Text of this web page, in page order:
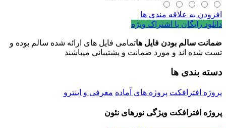
افزودن به علاقه مندی ها
دانلود رایگان با اشتراک ویژه
ضمانت سالم بودن فایل هاتمامی فایل های ارائه شده سالم بوده و
تست شده اند و مورد ضمانت و پشتیبانی میباشند
دسته بندی ها
پروژه افترافکت پروژه های آماده معرفی و اینترو
پروژه افترافکت ویژگی نورهای نئون